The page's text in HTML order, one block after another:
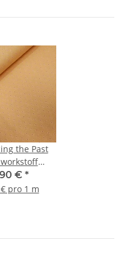
the Past
beige, braun
€ *
pro 1 m